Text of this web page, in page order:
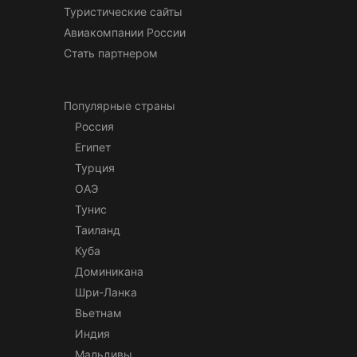
Туристические сайты
Авиакомпании России
Стать партнером
Популярные страны
Россия
Египет
Турция
ОАЭ
Тунис
Таиланд
Куба
Доминикана
Шри-Ланка
Вьетнам
Индия
Мальдивы